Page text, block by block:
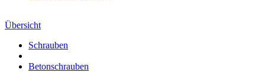
Übersicht
Schrauben
Betonschrauben